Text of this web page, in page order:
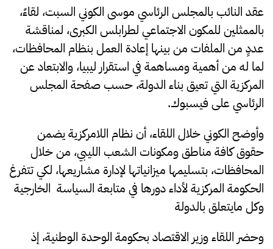
عقد النائب بالمجلس الرئاسي موسى الكوني السبت، لقاءً،
بالممثلين للمكون الاجتماعي لطرابلس الكبرى، لمناقشة
عددٍ من الملفات من بينها إعادة العمل بنظام المحافظات،
لما له من أهمية ومساهمة في استقرار ليبيا، والابتعاد عن
المركزية التي تعيق بناء الدولة، حسب صفحة المجلس
الرئاسي على فيسبوك.
وأوضح الكوني خلال اللقاء، أن نظام اللامركزية يضمن
حقوق كافة مناطق ومكونات الشعب الليبي، من خلال
المحافظات، بتسليمها ميزانياتها لإدارة مشاريعها، لكي تتفرغ
الحكومة المركزية لأداء دورها في متابعة السياسة الخارجية
وكل مايتعلق بالدولة
وحضر اللقاء وزير الاقتصاد بحكومة الوحدة الوطنية، إذ